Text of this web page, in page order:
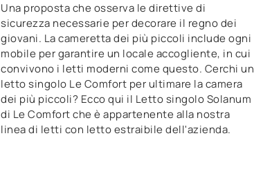
Una proposta che osserva le direttive di
sicurezza necessarie per decorare il regno dei
giovani. La cameretta dei più piccoli include ogni
mobile per garantire un locale accogliente, in cui
convivono i letti moderni come questo. Cerchi un
letto singolo Le Comfort per ultimare la camera
dei più piccoli? Ecco qui il Letto singolo Solanum
di Le Comfort che è appartenente alla nostra
linea di letti con letto estraibile dell'azienda.